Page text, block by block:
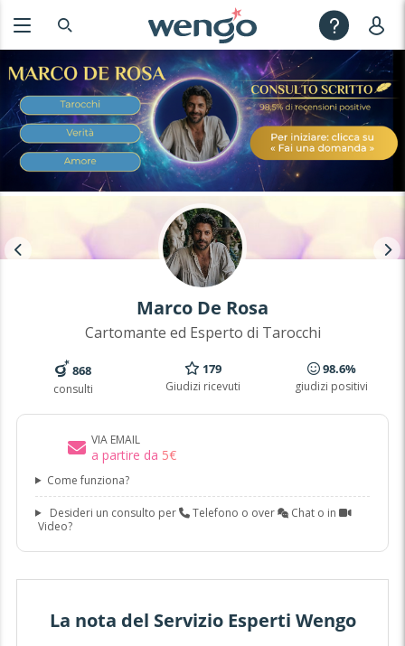
Marco De Rosa
Cartomante ed Esperto di Tarocchi
868
consulti
179
Giudizi ricevuti
98.6%
giudizi positivi
VIA EMAIL
a partire da 5€
Come funziona?
Desideri un consulto per Telefono o over
Chat o in
Video?
La nota del Servizio Esperti Wengo